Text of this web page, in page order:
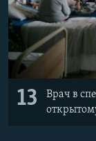
13
Врач в